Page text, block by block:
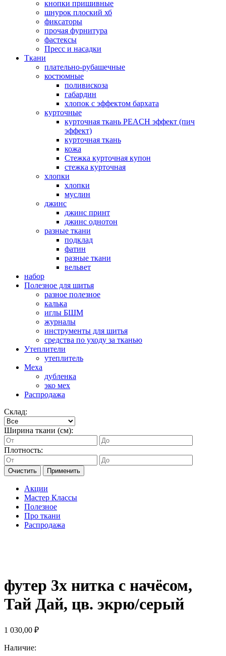
кнопки пришивные
шнурок плоский хб
фиксаторы
прочая фурнитура
фастексы
Пресс и насадки
Ткани
плательно-рубашечные
костюмные
поливискоза
габардин
хлопок с эффектом бархата
курточные
курточная ткань PEACH эффект (пич
эффект)
курточная ткань
кожа
Стежка курточная купон
стежка курточная
хлопки
хлопки
муслин
джинс
джинс принт
джинс однотон
разные ткани
подклад
фатин
разные ткани
вельвет
набор
Полезное для шитья
разное полезное
калька
иглы БШМ
журналы
инструменты для шитья
средства по уходу за тканью
Утеплители
утеплитель
Меха
дубленка
эко мех
Распродажа
Склад:
Ширина ткани (см):
Плотность:
Очистить Применить
Акции
Мастер Классы
Полезное
Про ткани
Распродажа
футер 3х нитка с начёсом,
Тай Дай, цв. экрю/серый
1 030,00 ₽
Наличие: